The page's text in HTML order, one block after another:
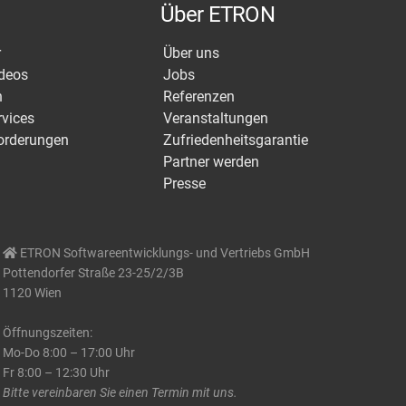
Über ETRON
Über uns
Jobs
Referenzen
Veranstaltungen
Zufriedenheitsgarantie
Partner werden
Presse
ETRON Softwareentwicklungs- und Vertriebs GmbH
Pottendorfer Straße 23-25/2/3B
1120 Wien
Öffnungszeiten:
Mo-Do 8:00 – 17:00 Uhr
Fr 8:00 – 12:30 Uhr
Bitte vereinbaren Sie einen Termin mit uns.